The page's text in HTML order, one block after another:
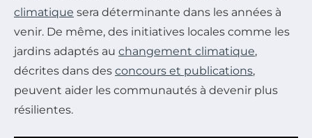
climatique sera déterminante dans les années à
venir. De même, des initiatives locales comme les
jardins adaptés au changement climatique,
décrites dans des concours et publications,
peuvent aider les communautés à devenir plus
résilientes.